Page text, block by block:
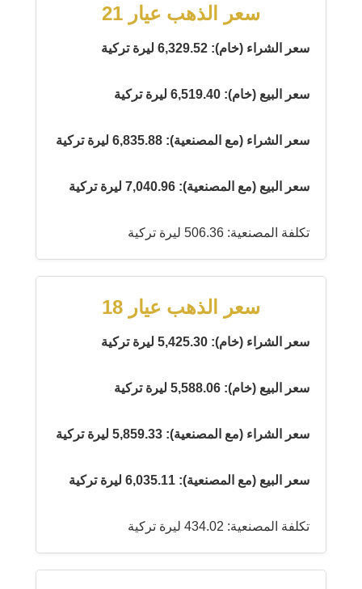
سعر الذهب عيار 21
سعر الشراء (خام): 6,329.52 ليرة تركية
سعر البيع (خام): 6,519.40 ليرة تركية
سعر الشراء (مع المصنعية): 6,835.88 ليرة تركية
سعر البيع (مع المصنعية): 7,040.96 ليرة تركية
تكلفة المصنعية: 506.36 ليرة تركية
سعر الذهب عيار 18
سعر الشراء (خام): 5,425.30 ليرة تركية
سعر البيع (خام): 5,588.06 ليرة تركية
سعر الشراء (مع المصنعية): 5,859.33 ليرة تركية
سعر البيع (مع المصنعية): 6,035.11 ليرة تركية
تكلفة المصنعية: 434.02 ليرة تركية